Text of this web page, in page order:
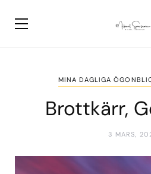
MINA DAGLIGA
Brottkärr,
3 MARS,